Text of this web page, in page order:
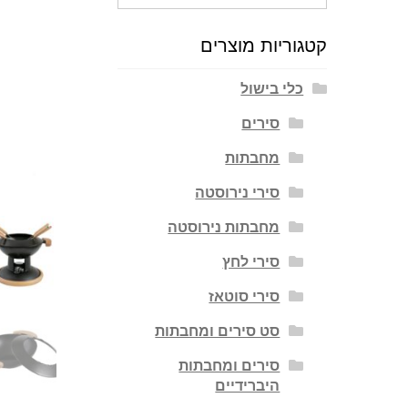
קטגוריות מוצרים
כלי בישול
סירים
מחבתות
סירי נירוסטה
מחבתות נירוסטה
סירי לחץ
סירי סוטאז
סט סירים ומחבתות
סירים ומחבתות
היברידיים